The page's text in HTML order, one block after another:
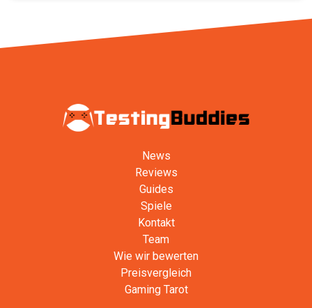
News
Reviews
Guides
Spiele
Kontakt
Team
Wie wir bewerten
Preisvergleich
Gaming Tarot